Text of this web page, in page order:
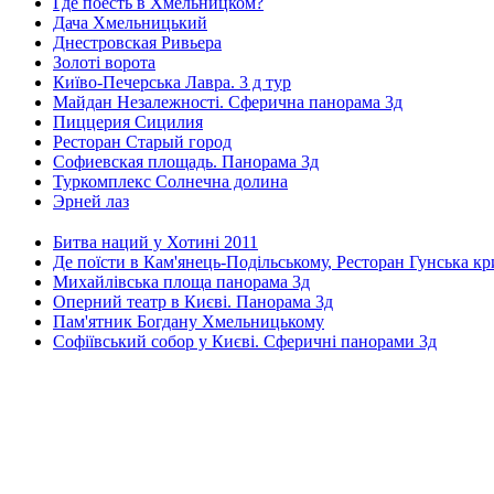
Дача Хмельницький
Днестровская Ривьера
Золоті ворота
Київо-Печерська Лавра. 3 д тур
Майдан Незалежності. Сферична панорама 3д
Пиццерия Сицилия
Ресторан Старый город
Софиевская площадь. Панорама 3д
Туркомплекс Солнечна долина
Эрней лаз
Битва наций у Хотині 2011
Де поїсти в Кам'янець-Подільському, Ресторан Гунська
Михайлівська площа панорама 3д
Оперний театр в Києві. Панорама 3д
Пам'ятник Богдану Хмельницькому
Софіївський собор у Києві. Сферичні панорами 3д